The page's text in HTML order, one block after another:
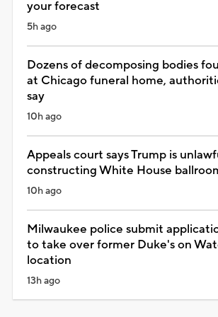
your forecast
5h ago
Dozens of decomposing bodies
at Chicago funeral home,
say
10h ago
Appeals court says Trump is
constructing White House
10h ago
Milwaukee police submit
to take over former Duke's on
location
13h ago